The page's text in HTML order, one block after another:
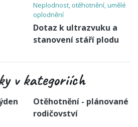
Neplodnost, otěhotnění, umělé
oplodnění
Dotaz k ultrazvuku a
stanovení stáří plodu
v kategoriích
Otěhotnění - plánované
rodičovství